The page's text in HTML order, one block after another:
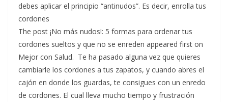
debes aplicar el principio “antinudos”. Es decir, enrolla tus
cordones
The post ¡No más nudos!: 5 formas para ordenar tus
cordones sueltos y que no se enreden appeared first on
Mejor con Salud. Te ha pasado alguna vez que quieres
cambiarle los cordones a tus zapatos, y cuando abres el
cajón en donde los guardas, te consigues con un enredo
de cordones. El cual lleva mucho tiempo y frustración